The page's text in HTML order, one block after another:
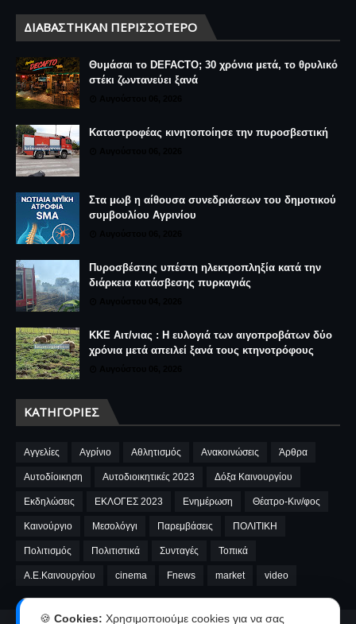
ΔΙΑΒΆΣΤΗΚΑΝ ΠΕΡΙΣΣΌΤΕΡΟ
Θυμάσαι το DEFACTO; 30 χρόνια μετά, το θρυλικό
στέκι ζωντανεύει ξανά
Καταστροφέας κινητοποίησε την πυροσβεστική
Στα μωβ η αίθουσα συνεδριάσεων του δημοτικού
συμβουλίου Αγρινίου
Πυροσβέστης υπέστη ηλεκτροπληξία κατά την
διάρκεια κατάσβεσης πυρκαγιάς
ΚΚΕ Αιτ/νιας : Η ευλογιά των αιγοπροβάτων δύο
χρόνια μετά απειλεί ξανά τους κτηνοτρόφους
ΚΑΤΗΓΟΡΊΕΣ
Αγγελίες Αγρίνιο Αθλητισμός Ανακοινώσεις Άρθρα
Αυτοδίοικηση Αυτοδιοικητικές 2023 Δόξα Καινουργίου
Εκδηλώσεις ΕΚΛΟΓΕΣ 2023 Ενημέρωση Θέατρο-Κιν/φος
Καινούργιο Μεσολόγγι Παρεμβάσεις ΠΟΛΙΤΙΚΗ
Πολιτισμός Πολιτιστικά Συνταγές Τοπικά
A.E.Καινουργίου cinema Fnews market video
🍪 Cookies: Χρησιμοποιούμε cookies για να σας